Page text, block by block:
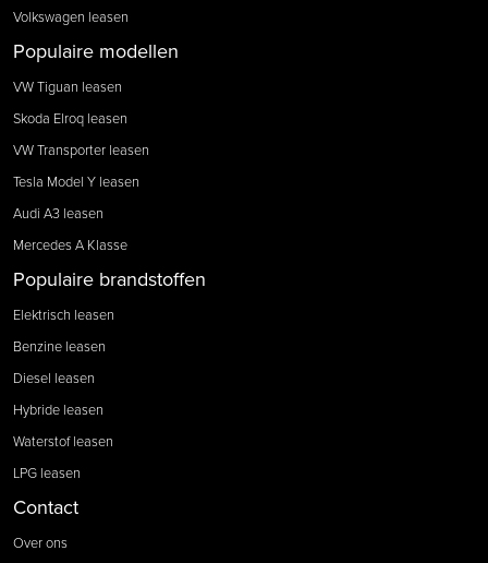
Volkswagen leasen
Populaire modellen
VW Tiguan leasen
Skoda Elroq leasen
VW Transporter leasen
Tesla Model Y leasen
Audi A3 leasen
Mercedes A Klasse
Populaire brandstoffen
Elektrisch leasen
Benzine leasen
Diesel leasen
Hybride leasen
Waterstof leasen
LPG leasen
Contact
Over ons